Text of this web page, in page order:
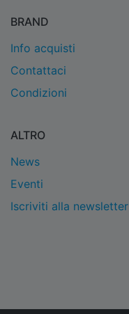
BRAND
Info acquisti
Contattaci
Condizioni
ALTRO
News
Eventi
Iscriviti alla newsletter